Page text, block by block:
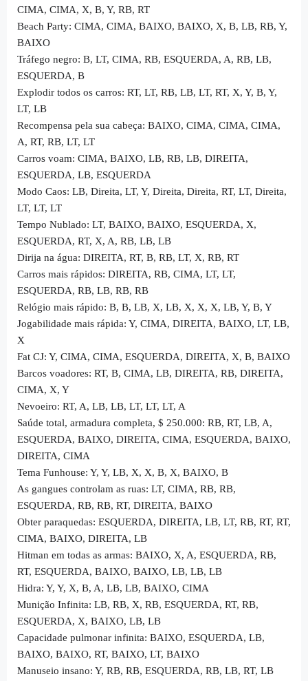
CIMA, CIMA, X, B, Y, RB, RT
Beach Party: CIMA, CIMA, BAIXO, BAIXO, X, B, LB, RB, Y,
BAIXO
Tráfego negro: B, LT, CIMA, RB, ESQUERDA, A, RB, LB,
ESQUERDA, B
Explodir todos os carros: RT, LT, RB, LB, LT, RT, X, Y, B, Y,
LT, LB
Recompensa pela sua cabeça: BAIXO, CIMA, CIMA, CIMA,
A, RT, RB, LT, LT
Carros voam: CIMA, BAIXO, LB, RB, LB, DIREITA,
ESQUERDA, LB, ESQUERDA
Modo Caos: LB, Direita, LT, Y, Direita, Direita, RT, LT, Direita,
LT, LT, LT
Tempo Nublado: LT, BAIXO, BAIXO, ESQUERDA, X,
ESQUERDA, RT, X, A, RB, LB, LB
Dirija na água: DIREITA, RT, B, RB, LT, X, RB, RT
Carros mais rápidos: DIREITA, RB, CIMA, LT, LT,
ESQUERDA, RB, LB, RB, RB
Relógio mais rápido: B, B, LB, X, LB, X, X, X, LB, Y, B, Y
Jogabilidade mais rápida: Y, CIMA, DIREITA, BAIXO, LT, LB,
X
Fat CJ: Y, CIMA, CIMA, ESQUERDA, DIREITA, X, B, BAIXO
Barcos voadores: RT, B, CIMA, LB, DIREITA, RB, DIREITA,
CIMA, X, Y
Nevoeiro: RT, A, LB, LB, LT, LT, LT, A
Saúde total, armadura completa, $ 250.000: RB, RT, LB, A,
ESQUERDA, BAIXO, DIREITA, CIMA, ESQUERDA, BAIXO,
DIREITA, CIMA
Tema Funhouse: Y, Y, LB, X, X, B, X, BAIXO, B
As gangues controlam as ruas: LT, CIMA, RB, RB,
ESQUERDA, RB, RB, RT, DIREITA, BAIXO
Obter paraquedas: ESQUERDA, DIREITA, LB, LT, RB, RT, RT,
CIMA, BAIXO, DIREITA, LB
Hitman em todas as armas: BAIXO, X, A, ESQUERDA, RB,
RT, ESQUERDA, BAIXO, BAIXO, LB, LB, LB
Hidra: Y, Y, X, B, A, LB, LB, BAIXO, CIMA
Munição Infinita: LB, RB, X, RB, ESQUERDA, RT, RB,
ESQUERDA, X, BAIXO, LB, LB
Capacidade pulmonar infinita: BAIXO, ESQUERDA, LB,
BAIXO, BAIXO, RT, BAIXO, LT, BAIXO
Manuseio insano: Y, RB, RB, ESQUERDA, RB, LB, RT, LB